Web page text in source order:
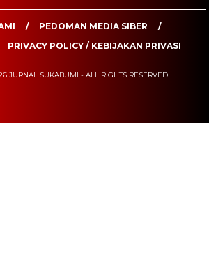
PEDOMAN MEDIA SIBER
PRIVACY POLICY / KEBIJAKAN PRIVASI
JURNAL SUKABUMI - ALL RIGHTS RESERVED